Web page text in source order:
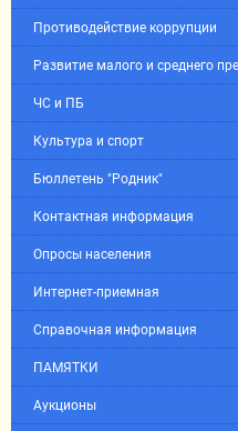
Противодействие коррупции
Развитие малого и среднего
ЧС и ПБ
Культура и спорт
Бюллетень "Родник"
Контактная информация
Опросы населения
Интернет-приемная
Справочная информация
ПАМЯТКИ
Аукционы